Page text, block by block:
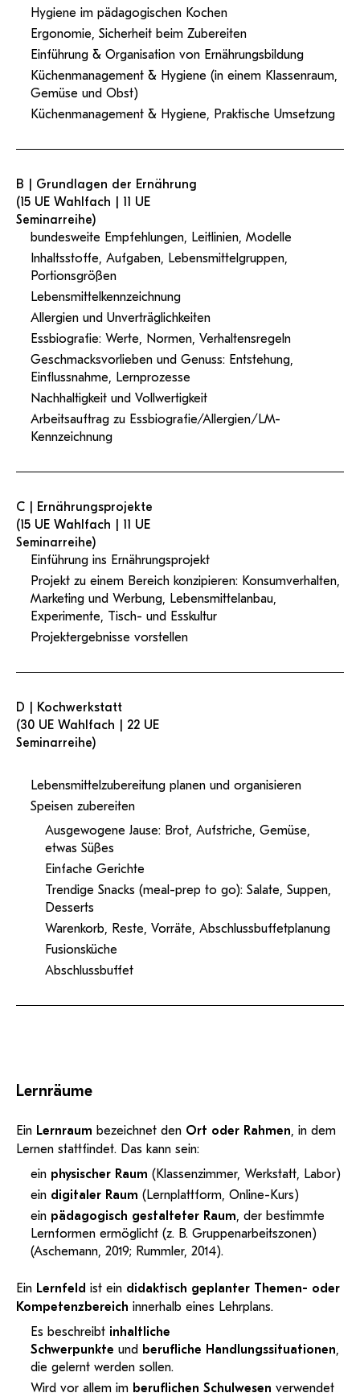
Hygiene im pädagogischen Kochen
Ergonomie, Sicherheit beim Zubereiten
Einführung & Organisation von Ernährungsbildung
Küchenmanagement & Hygiene (in einem Klassenraum,
Gemüse und Obst)
Küchenmanagement & Hygiene, Praktische Umsetzung
B | Grundlagen der Ernährung
(15 UE Wahlfach | 11 UE
Seminarreihe)
bundesweite Empfehlungen, Leitlinien, Modelle
Inhaltsstoffe, Aufgaben, Lebensmittelgruppen,
Portionsgrößen
Lebensmittelkennzeichnung
Allergien und Unverträglichkeiten
Essbiografie: Werte, Normen, Verhaltensregeln
Geschmacksvorlieben und Genuss: Entstehung,
Einflussnahme, Lernprozesse
Nachhaltigkeit und Vollwertigkeit
Arbeitsauftrag zu Essbiografie/Allergien/LM-
Kennzeichnung
C | Ernährungsprojekte
(15 UE Wahlfach | 11 UE
Seminarreihe)
Einführung ins Ernährungsprojekt
Projekt zu einem Bereich konzipieren: Konsumverhalten,
Marketing und Werbung, Lebensmittelanbau,
Experimente, Tisch- und Esskultur
Projektergebnisse vorstellen
D | Kochwerkstatt
(30 UE Wahlfach | 22 UE
Seminarreihe)
Lebensmittelzubereitung planen und organisieren
Speisen zubereiten
Ausgewogene Jause: Brot, Aufstriche, Gemüse,
etwas Süßes
Einfache Gerichte
Trendige Snacks (meal-prep to go): Salate, Suppen,
Desserts
Warenkorb, Reste, Vorräte, Abschlussbuffetplanung
Fusionsküche
Abschlussbuffet
Lernräume
Ein Lernraum bezeichnet den Ort oder Rahmen, in dem
Lernen stattfindet. Das kann sein:
ein physischer Raum (Klassenzimmer, Werkstatt, Labor)
ein digitaler Raum (Lernplattform, Online-Kurs)
ein pädagogisch gestalteter Raum, der bestimmte
Lernformen ermöglicht (z. B. Gruppenarbeitszonen)
(Aschemann, 2019; Rummler, 2014).
Ein Lernfeld ist ein didaktisch geplanter Themen- oder
Kompetenzbereich innerhalb eines Lehrplans.
Es beschreibt inhaltliche
Schwerpunkte und berufliche Handlungssituationen,
die gelernt werden sollen.
Wird vor allem im beruflichen Schulwesen verwendet